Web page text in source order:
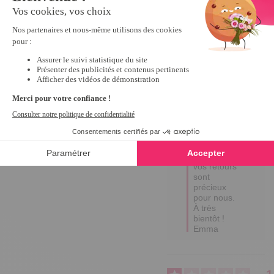
Signaler
Réponse de
tempsl.fr
satisfaction
priorité, et
vos retours
sont
précieux
pour nous.
À très
bientôt !
Emma